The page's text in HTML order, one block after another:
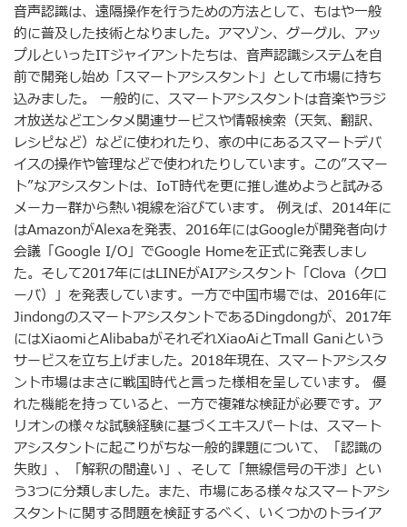
音声認識は、遠隔操作を行うための方法として、もはや一般
的に普及した技術となりました。アマゾン、グーグル、アッ
プルといったITジャイアントたちは、音声認識システムを自
前で開発し始め「スマートアシスタント」として市場に持ち
込みました。 一般的に、スマートアシスタントは音楽やラジ
オ放送などエンタメ関連サービスや情報検索（天気、翻訳、
レシピなど）などに使われたり、家の中にあるスマートデバ
イスの操作や管理などで使われたりしています。この”スマー
ト”なアシスタントは、IoT時代を更に推し進めようと試みる
メーカー群から熱い視線を浴びています。 例えば、2014年に
はAmazonがAlexaを発表、2016年にはGoogleが開発者向け
会議「Google I/O」でGoogle Homeを正式に発表しまし
た。そして2017年にはLINEがAIアシスタント「Clova（クロ
ーバ）」を発表しています。一方で中国市場では、2016年に
JindongのスマートアシスタントであるDingdongが、2017年
にはXiaomiとAlibabaがそれぞれXiaoAiとTmall Ganiという
サービスを立ち上げました。2018年現在、スマートアシスタ
ント市場はまさに戦国時代と言った様相を呈しています。 優
れた機能を持っていると、一方で複雑な検証が必要です。ア
リオンの様々な試験経験に基づくエキスパートは、スマート
アシスタントに起こりがちな一般的課題について、「認識の
失敗」、「解釈の間違い」、そして「無線信号の干渉」とい
う3つに分類しました。また、市場にある様々なスマートアシ
スタントに関する問題を検証するべく、いくつかのトライア